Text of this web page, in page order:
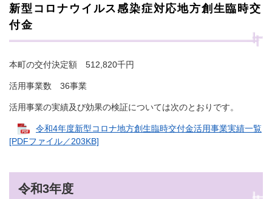
新型コロナウイルス感染症対応地方創生臨時交
付金
本町の交付決定額 512,820千円
活用事業数 36事業
活用事業の実績及び効果の検証については次のとおりです。
令和4年度新型コロナ地方創生臨時交付金活用事業実績一覧
[PDFファイル／203KB]
令和3年度